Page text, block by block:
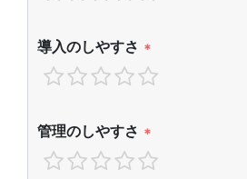
導入のしやすさ *
管理のしやすさ *